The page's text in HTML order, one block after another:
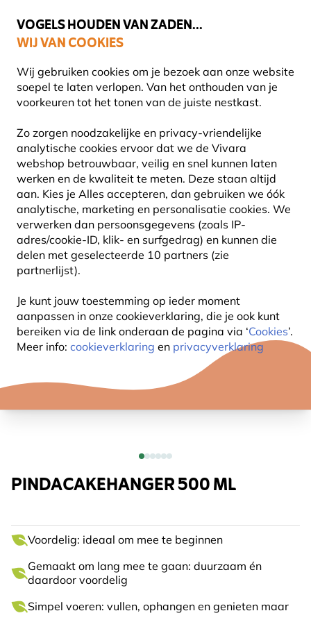
VOGELS HOUDEN VAN ZADEN...
WIJ VAN COOKIES
Wij gebruiken cookies om je bezoek aan onze website
soepel te laten verlopen. Van het onthouden van je
voorkeuren tot het tonen van de juiste nestkast.
Zo zorgen noodzakelijke en privacy-vriendelijke
analytische cookies ervoor dat we de Vivara
webshop betrouwbaar, veilig en snel kunnen laten
werken en de kwaliteit te meten. Deze staan altijd
aan. Kies je Alles accepteren, dan gebruiken we óók
analytische, marketing en personalisatie cookies. We
verwerken dan persoonsgegevens (zoals IP-
adres/cookie-ID, klik- en surfgedrag) en kunnen die
delen met geselecteerde 10 partners (zie
partnerlijst).
Je kunt jouw toestemming op ieder moment
aanpassen in onze cookieverklaring, die je ook kunt
bereiken via de link onderaan de pagina via ‘Cookies’.
Meer info: cookieverklaring en privacyverklaring
Gratis thuisbezorgd bij orders vanaf €59
10% KORTING
PINDACAKEHANGER 500 ML
Voordelig: ideaal om mee te beginnen
Gemaakt om lang mee te gaan: duurzaam én
daardoor voordelig
Simpel voeren: vullen, ophangen en genieten maar